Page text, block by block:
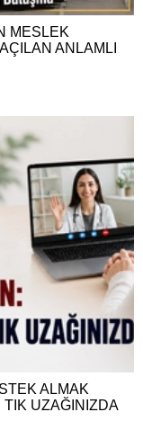
MESLEK
ANLAMLI
ALMAK
TIK UZAĞINIZDA